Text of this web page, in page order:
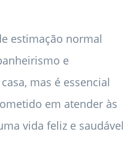
estimação normal
e
mas é essencial
em atender às
vida feliz e saudável